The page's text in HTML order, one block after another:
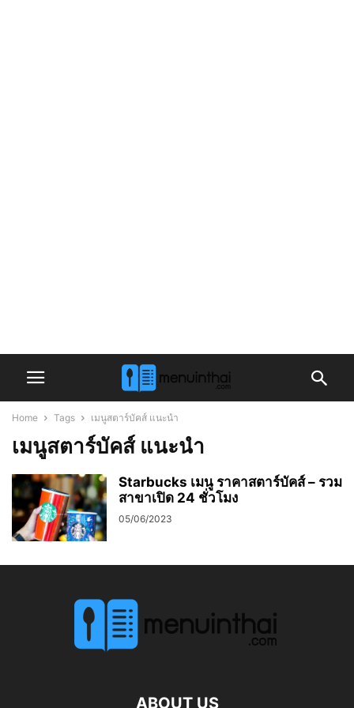
Home Tags เมนูสตาร์บัคส์ แนะนำ
เมนูสตาร์บัคส์ แนะนำ
Starbucks เมนู ราคาสตาร์บัคส์ – รวม
สาขาเปิด 24 ชั่วโมง
05/06/2023
ABOUT US